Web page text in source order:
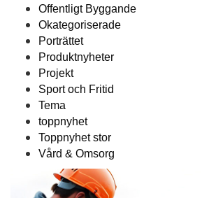
Offentligt Byggande
Okategoriserade
Porträttet
Produktnyheter
Projekt
Sport och Fritid
Tema
toppnyhet
Toppnyhet stor
Vård & Omsorg